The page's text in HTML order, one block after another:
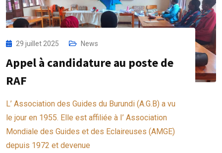
29 juillet 2025 News
Appel à candidature au poste de
RAF
L’ Association des Guides du Burundi (A.G.B) a vu
le jour en 1955. Elle est affiliée à I’ Association
Mondiale des Guides et des Eclaireuses (AMGE)
depuis 1972 et devenue